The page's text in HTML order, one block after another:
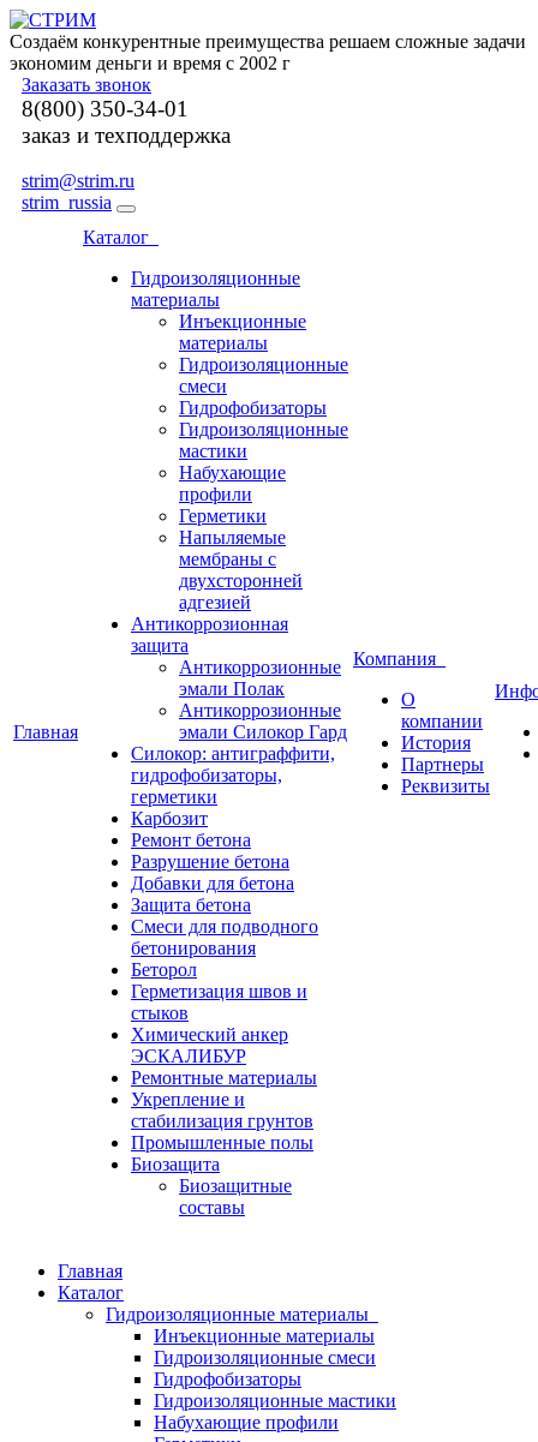
Создаём конкурентные преимущества решаем сложные задачи
экономим деньги и время с 2002 г
Заказать звонок
8(800) 350-34-01
заказ и техподдержка
strim@strim.ru
strim_russia
Главная
Каталог
Гидроизоляционные
материалы
Инъекционные
материалы
Гидроизоляционные
смеси
Гидрофобизаторы
Гидроизоляционные
мастики
Набухающие
профили
Герметики
Напыляемые
мембраны с
двухсторонней
адгезией
Антикоррозионная
защита
Антикоррозионные
эмали Полак
Антикоррозионные
эмали Силокор Гард
Силокор: антиграффити,
гидрофобизаторы,
герметики
Карбозит
Ремонт бетона
Разрушение бетона
Добавки для бетона
Защита бетона
Смеси для подводного
бетонирования
Беторол
Герметизация швов и
стыков
Химический анкер
ЭСКАЛИБУР
Ремонтные материалы
Укрепление и
стабилизация грунтов
Промышленные полы
Биозащита
Биозащитные
составы
Компания
О
компании
История
Партнеры
Реквизиты
Главная
Каталог
Гидроизоляционные материалы
Инъекционные материалы
Гидроизоляционные смеси
Гидрофобизаторы
Гидроизоляционные мастики
Набухающие профили